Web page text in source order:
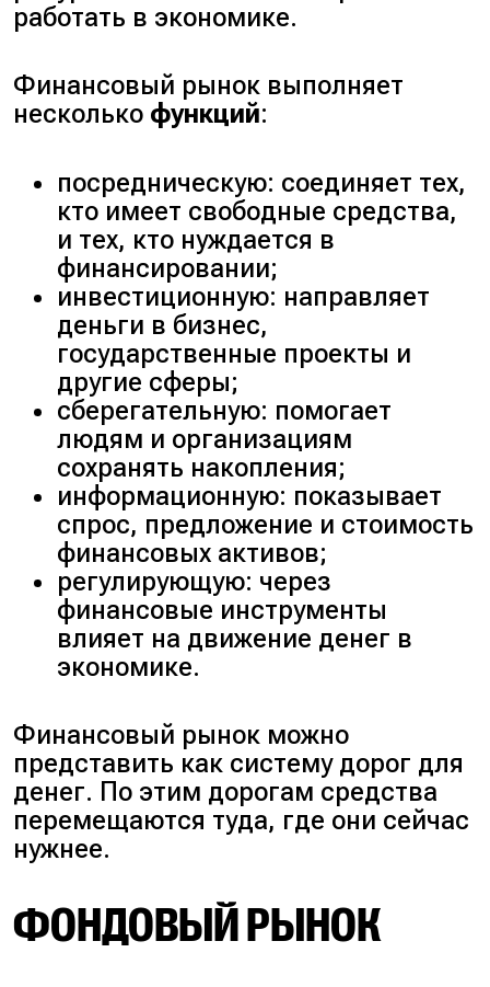
работать в экономике.
Финансовый рынок выполняет
несколько функций:
посредническую: соединяет тех,
кто имеет свободные средства,
и тех, кто нуждается в
финансировании;
инвестиционную: направляет
деньги в бизнес,
государственные проекты и
другие сферы;
сберегательную: помогает
людям и организациям
сохранять накопления;
информационную: показывает
спрос, предложение и стоимость
финансовых активов;
регулирующую: через
финансовые инструменты
влияет на движение денег в
экономике.
Финансовый рынок можно
представить как систему дорог для
денег. По этим дорогам средства
перемещаются туда, где они сейчас
нужнее.
ФОНДОВЫЙ РЫНОК